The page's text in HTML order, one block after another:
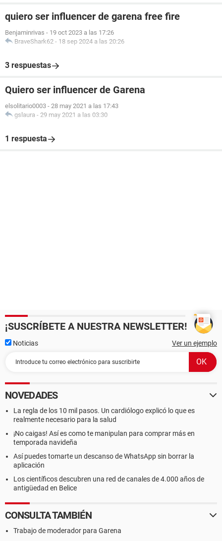
quiero ser influencer de garena free fire
Benjaminrivas - 19 oct 2023 a las 17:26
BraveShark62 - 18 sep 2024 a las 20:26
3 respuestas
Quiero ser influencer de Garena
elsolitario0003 - 28 may 2021 a las 17:43
gslaura - 29 may 2021 a las 03:30
1 respuesta
¡SUSCRÍBETE A NUESTRA NEWSLETTER!
Noticias Ver un ejemplo
NOVEDADES
La regla de los 10 mil pasos. Un cardiólogo explicó lo que es
realmente necesario para la salud
¡No caigas! Así es como te manipulan para comprar más en
temporada navideña
Así puedes tomarte un descanso de WhatsApp sin borrar la
aplicación
Los científicos descubren una red de canales de 4.000 años de
antigüedad en Belice
CONSULTA TAMBIÉN
Trabajo de moderador para Garena